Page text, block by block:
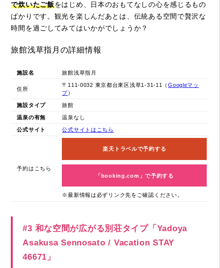
で炊いたご飯をはじめ、日本のおもてなしの心を感じるもの
ばかりです。観光を楽しんだあとは、伝統ある空間で贅沢な
時間を過ごしてみてはいかがでしょうか？
旅館浅草指月の詳細情報
施設名 旅館浅草指月
住所
〒111-0032 東京都台東区浅草1-31-11（Googleマッ
プ）
施設タイプ 旅館
温泉の有無 温泉なし
公式サイト 公式サイトはこちら
予約はこちら
楽天トラベルで予約する
「booking.com」で予約する
※最新情報は必ずリンク先をご確認ください。
#3 和な空間が広がる別荘タイプ「Yadoya
Asakusa Sennosato / Vacation STAY
46671」